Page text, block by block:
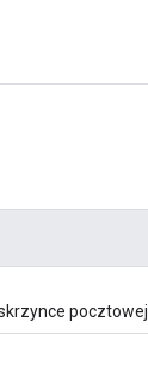
pocztowej.